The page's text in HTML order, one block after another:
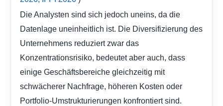
Die Analysten sind sich jedoch uneins, da die
Datenlage uneinheitlich ist. Die Diversifizierung des
Unternehmens reduziert zwar das
Konzentrationsrisiko, bedeutet aber auch, dass
einige Geschäftsbereiche gleichzeitig mit
schwächerer Nachfrage, höheren Kosten oder
Portfolio-Umstrukturierungen konfrontiert sind.